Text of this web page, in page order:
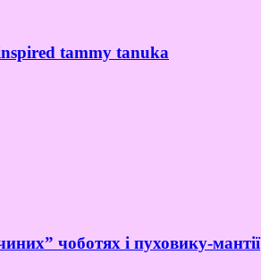
tammy tanuka
чоботях і пуховику-мантії